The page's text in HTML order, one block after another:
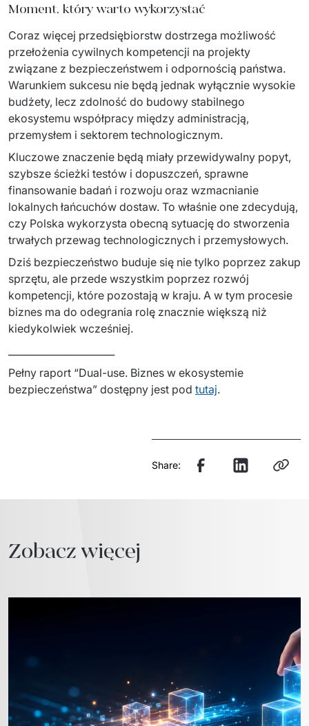
Moment, który warto wykorzystać
Coraz więcej przedsiębiorstw dostrzega możliwość
przełożenia cywilnych kompetencji na projekty
związane z bezpieczeństwem i odpornością państwa.
Warunkiem sukcesu nie będą jednak wyłącznie wysokie
budżety, lecz zdolność do budowy stabilnego
ekosystemu współpracy między administracją,
przemysłem i sektorem technologicznym.
Kluczowe znaczenie będą miały przewidywalny popyt,
szybsze ścieżki testów i dopuszczeń, sprawne
finansowanie badań i rozwoju oraz wzmacnianie
lokalnych łańcuchów dostaw. To właśnie one zdecydują,
czy Polska wykorzysta obecną sytuację do stworzenia
trwałych przewag technologicznych i przemysłowych.
Dziś bezpieczeństwo buduje się nie tylko poprzez zakup
sprzętu, ale przede wszystkim poprzez rozwój
kompetencji, które pozostają w kraju. A w tym procesie
biznes ma do odegrania rolę znacznie większą niż
kiedykolwiek wcześniej.
Pełny raport “Dual-use. Biznes w ekosystemie
bezpieczeństwa” dostępny jest pod tutaj.
Share:
Zobacz więcej